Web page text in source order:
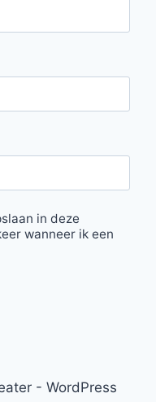
in deze
wanneer ik een
- WordPress